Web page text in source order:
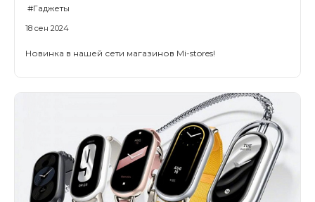
раз в 2 недели
#Гаджеты
18 сен 2024
Новинка в нашей сети магазинов Mi-stores!